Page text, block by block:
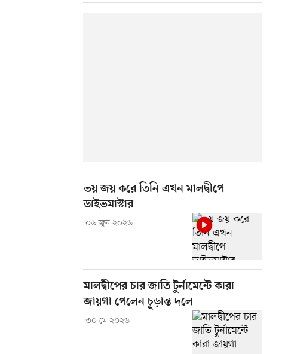
ভয় জয় করে তিনি এখন মালদ্বীপে
ডাইভমাস্টার
০৬ জুন ২০২৬
মালদ্বীপের চার জাতি টুর্নামেন্টে কারা
জায়গা পেলেন চূড়ান্ত দলে
৩০ মে ২০২৬